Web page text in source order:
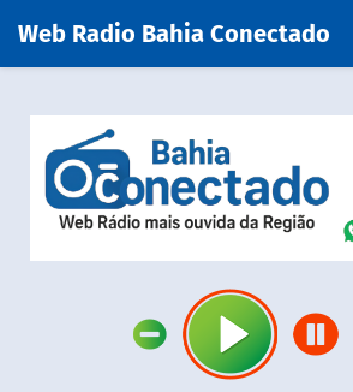
Web Radio Bahia Conectado